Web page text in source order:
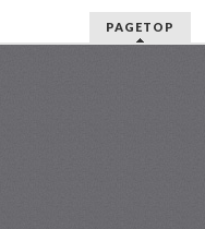
PAGETOP